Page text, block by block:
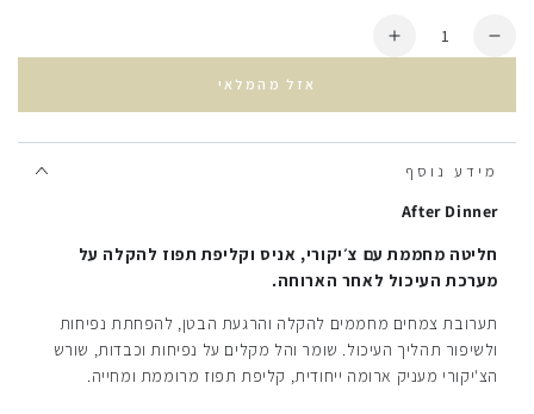
כמות
הסרת
תה
אחרי
הוספת
אחרי
אזל מהמלאי
מידע נוסף
After Dinner
חליטה מחממת עם צ׳יקורי, אניס וקליפת תפוז להקלה על
מערכת העיכול לאחר הארוחה.
תערובת צמחים מחממים להקלה והרגעת הבטן, להפחתת נפיחות
ולשיפור תהליך העיכול. שומר והל מקלים על נפיחות וכבדות, שורש
הצ'יקורי מעניק ארומה ייחודית, קליפת תפוז מרוממת ומחייה.